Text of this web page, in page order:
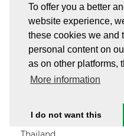
To offer you a better
website experience,
these cookies we and
personal content on
as on other platforms,
More information
I do not want this
+57 167 764 40
info@fiza.co
http://www.fiza.co/
Hydrocat
74120 Amphoe Ban Phae